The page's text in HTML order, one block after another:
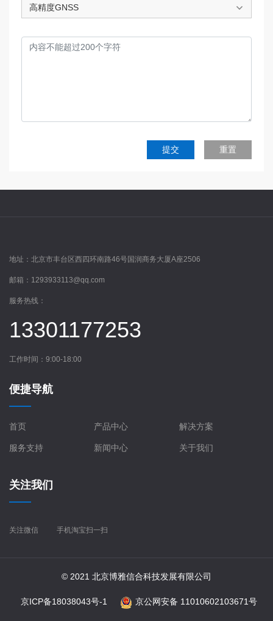
高精度GNSS
提交 重置
地址： 北京市丰台区西四环南路46号国润商务大厦A座2506
邮箱： 1293933113@qq.com
服务热线：
13301177253
工作时间：9:00-18:00
便捷导航
首页 产品中心 解决方案
服务支持 新闻中心 关于我们
关注我们
关注微信 手机淘宝扫一扫
© 2021 北京博雅信合科技发展有限公司
京ICP备18038043号-1 京公网安备 11010602103671号